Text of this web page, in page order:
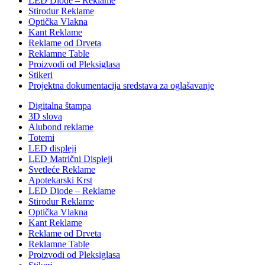
Stirodur Reklame
Optička Vlakna
Kant Reklame
Reklame od Drveta
Reklamne Table
Proizvodi od Pleksiglasa
Stikeri
Projektna dokumentacija sredstava za oglašavanje
Digitalna štampa
3D slova
Alubond reklame
Totemi
LED displeji
LED Matrični Displeji
Svetleće Reklame
Apotekarski Krst
LED Diode – Reklame
Stirodur Reklame
Optička Vlakna
Kant Reklame
Reklame od Drveta
Reklamne Table
Proizvodi od Pleksiglasa